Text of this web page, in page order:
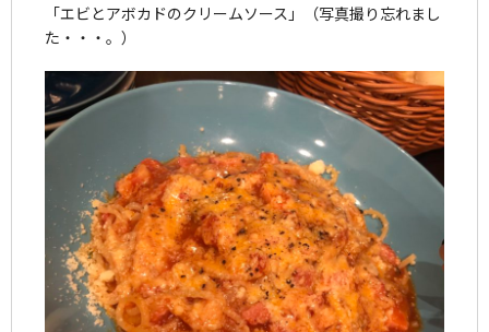
「エビとアボカドのクリームソース」（写真撮り忘れまし
た・・・。）